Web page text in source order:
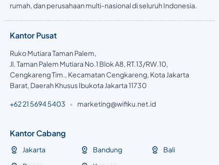
rumah, dan perusahaan multi-nasional di seluruh Indonesia.
Kantor Pusat
Ruko Mutiara Taman Palem,
Jl. Taman Palem Mutiara No.1 Blok A8, RT.13/RW.10,
Cengkareng Tim., Kecamatan Cengkareng, Kota Jakarta
Barat, Daerah Khusus Ibukota Jakarta 11730
+62 21 5694 5403 • marketing@wifiku.net.id
Kantor Cabang
Jakarta
Bandung
Bali